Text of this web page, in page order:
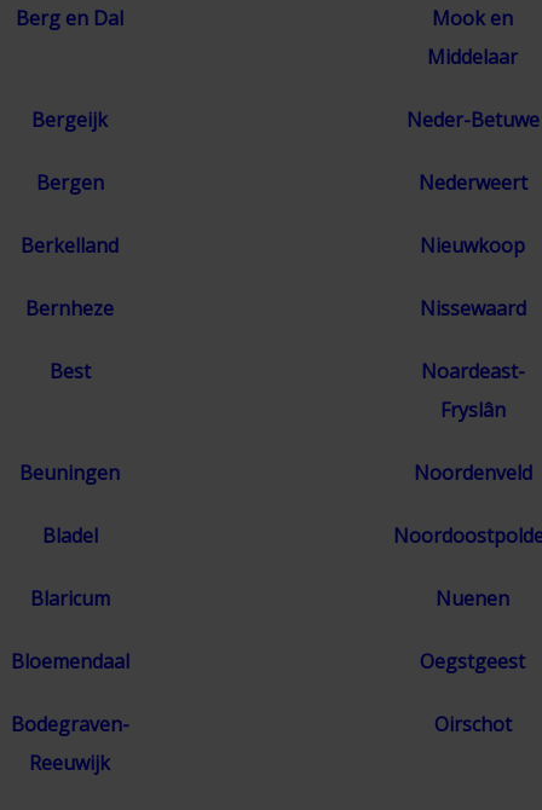
Berg en Dal
Mook en
Middelaar
Bergeijk Neder-Betuwe
Bergen Nederweert
Berkelland Nieuwkoop
Bernheze Nissewaard
Best
Noardeast-
Fryslân
Beuningen Noordenveld
Bladel
Blaricum Nuenen
Bloemendaal Oegstgeest
Bodegraven-
Reeuwijk
Oirschot